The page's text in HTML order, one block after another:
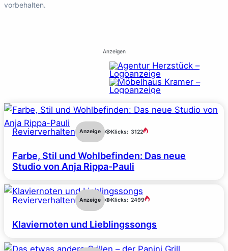
vorbehalten.
Anzeigen
Revierverhalten Anzeige Klicks: 3122
Farbe, Stil und Wohlbefinden: Das neue
Studio von Anja Rippa-Pauli
Revierverhalten Anzeige Klicks: 2499
Klaviernoten und Lieblingssongs